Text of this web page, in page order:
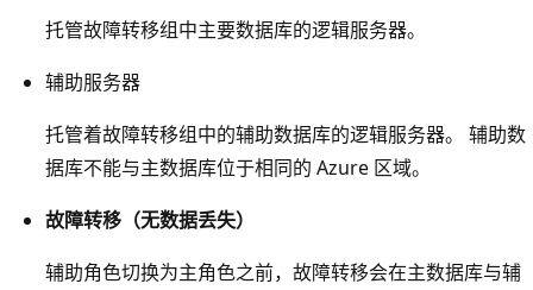
托管故障转移组中主要数据库的逻辑服务器。
辅助服务器
托管着故障转移组中的辅助数据库的逻辑服务器。 辅助数
据库不能与主数据库位于相同的 Azure 区域。
故障转移（无数据丢失）
辅助角色切换为主角色之前，故障转移会在主数据库与辅